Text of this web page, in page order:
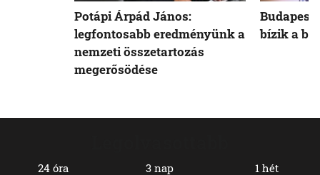
24 óra 3 nap 1 hét
Potápi Árpád János:
legfontosabb eredményünk a
nemzeti összetartozás
megerősödése
Budapest
bízik a